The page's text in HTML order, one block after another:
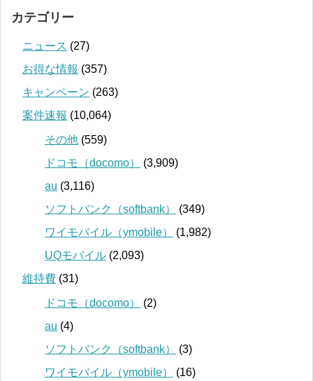
カテゴリー
ニュース (27)
お得な情報 (357)
キャンペーン (263)
案件速報 (10,064)
その他 (559)
ドコモ（docomo）
(3,909)
au (3,116)
ソフトバンク（softbank）
(349)
ワイモバイル（ymobile）
(1,982)
UQモバイル (2,093)
維持費 (31)
ドコモ（docomo）
(2)
au (4)
ソフトバンク（softbank）
(3)
ワイモバイル（ymobile）
(16)